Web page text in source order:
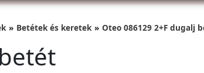
Betétek és keretek Oteo 086129 2+F dugalj